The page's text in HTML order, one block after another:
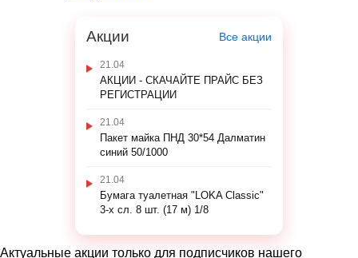
Акции Все акции
21.04
АКЦИИ - СКАЧАЙТЕ ПРАЙС БЕЗ
РЕГИСТРАЦИИ
21.04
Пакет майка ПНД 30*54 Далматин
синий 50/1000
21.04
Бумага туалетная "LOKA Classic"
3-х сл. 8 шт. (17 м) 1/8
Актуальные акции только для подписчиков нашего